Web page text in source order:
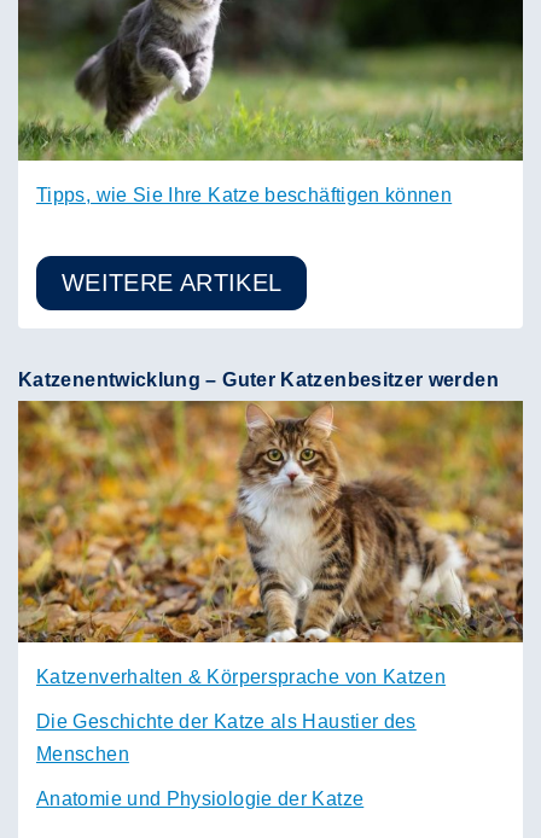
Tipps, wie Sie Ihre Katze beschäftigen können
WEITERE ARTIKEL
Katzenentwicklung – Guter Katzenbesitzer werden
Katzenverhalten & Körpersprache von Katzen
Die Geschichte der Katze als Haustier des
Menschen
Anatomie und Physiologie der Katze